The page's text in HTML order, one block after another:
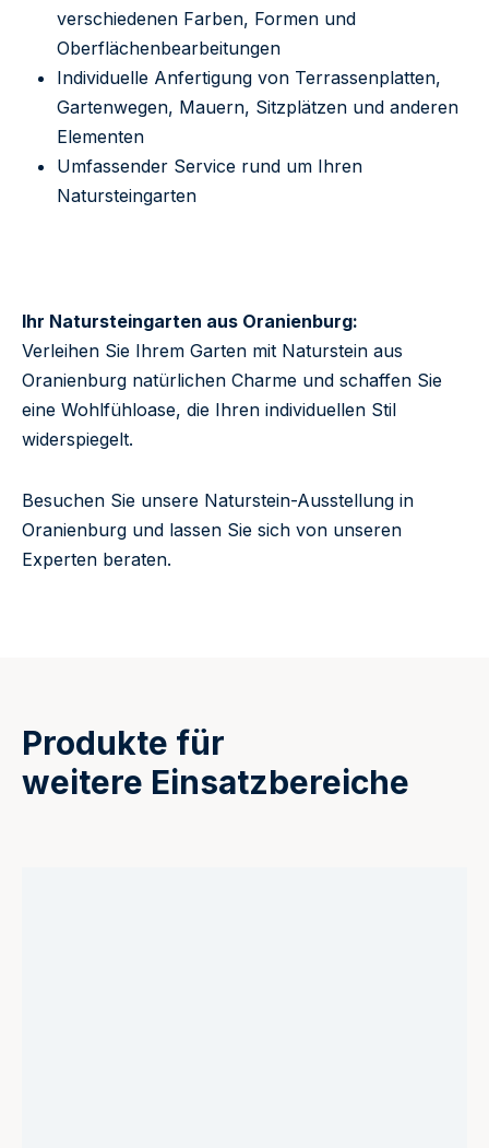
verschiedenen Farben, Formen und
Oberflächenbearbeitungen
Individuelle Anfertigung von Terrassenplatten,
Gartenwegen, Mauern, Sitzplätzen und anderen
Elementen
Umfassender Service rund um Ihren
Natursteingarten
Ihr Natursteingarten aus Oranienburg:
Verleihen Sie Ihrem Garten mit Naturstein aus
Oranienburg natürlichen Charme und schaffen Sie
eine Wohlfühloase, die Ihren individuellen Stil
widerspiegelt.
Besuchen Sie unsere Naturstein-Ausstellung in
Oranienburg und lassen Sie sich von unseren
Experten beraten.
Produkte für
weitere Einsatzbereiche